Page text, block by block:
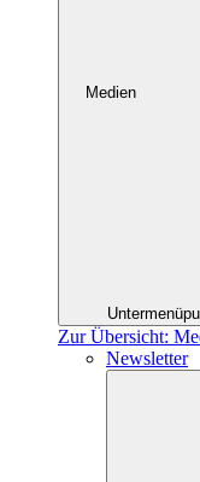
Medien
Zur Übersicht:
Newsletter